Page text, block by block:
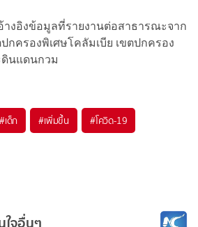
างอิงข้อมูลที่รายงานต่อสาธารณะจาก
กครองพิเศษโคลัมเบีย เขตปกครอง
ดินแดนกวม
#เด็ก #เพิ่มขึ้น #โควิด-19